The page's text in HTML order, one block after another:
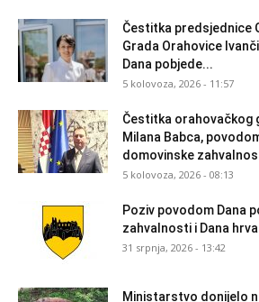
Čestitka predsjednice
Grada Orahovice
Dana pobjede...
5 kolovoza, 2026 - 11:57
Čestitka orahovačkog
Milana Babca,
domovinske
5 kolovoza, 2026 - 08:13
Poziv povodom Dana
zahvalnosti i Dana
31 srpnja, 2026 - 13:42
Ministarstvo donijelo